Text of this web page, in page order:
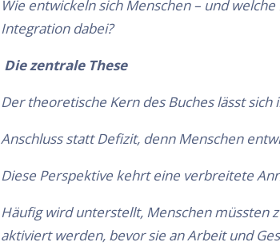
Wie entwickeln sich Menschen – und
Integration dabei?
Die zentrale These
Der theoretische Kern des Buches lässt
Anschluss statt Defizit, denn Menschen
Diese Perspektive kehrt eine verbreitete
Häufig wird unterstellt, Menschen müssten
aktiviert werden, bevor sie an Arbeit und